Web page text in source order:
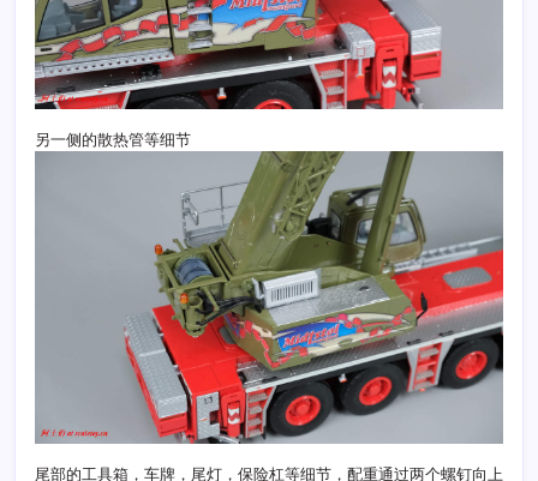
另一侧的散热管等细节
尾部的工具箱，车牌，尾灯，保险杠等细节，配重通过两个螺钉向上